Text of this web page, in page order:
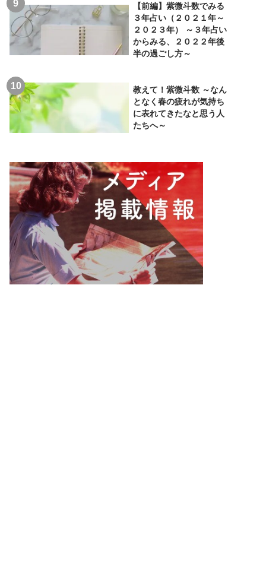
【前編】紫微斗数でみる
３年占い（２０２１年～
２０２３年） ～３年占い
からみる、２０２２年後
半の過ごし方～
教えて！紫微斗数 ～なん
となく春の疲れが気持ち
に表れてきたなと思う人
たちへ～